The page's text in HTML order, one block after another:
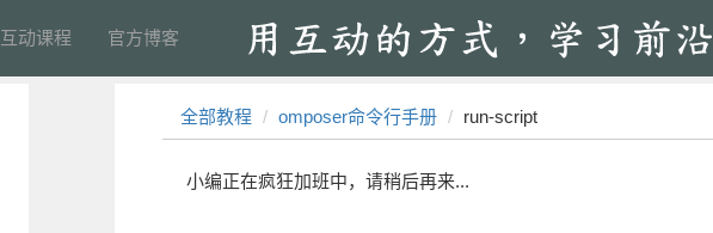
互动课程 官方博客
全部教程 omposer命令行手册 run-script
小编正在疯狂加班中，请稍后再来...